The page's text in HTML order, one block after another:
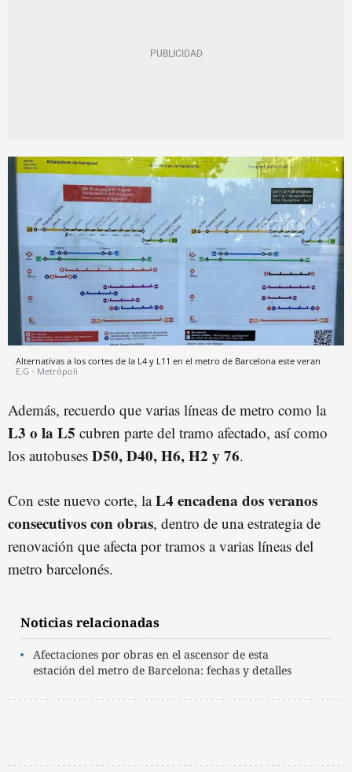
Alternativas a los cortes de la L4 y L11 en el metro de Barcelona este veran
E.G - Metrópoli
Además, recuerdo que varias líneas de metro como la
L3 o la L5 cubren parte del tramo afectado, así como
los autobuses D50, D40, H6, H2 y 76.
Con este nuevo corte, laL4 encadena dos veranos
consecutivos con obras, dentro de una estrategia de
renovación que afecta por tramos a varias líneas del
metro barcelonés.
Noticias relacionadas
Afectaciones por obras en el ascensor de esta
estación del metro de Barcelona: fechas y detalles